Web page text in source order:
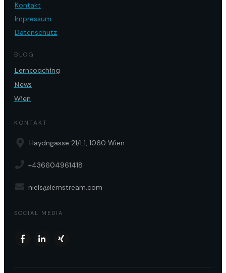
Kontakt
Impressum
Datenschutz
BLOG
Lerncoaching
News
Wien
KONTAKT
Haydngasse 21/L1, 1060 Wien
+436604961418
niels@lernstream.com
SOCIAL MEDIA